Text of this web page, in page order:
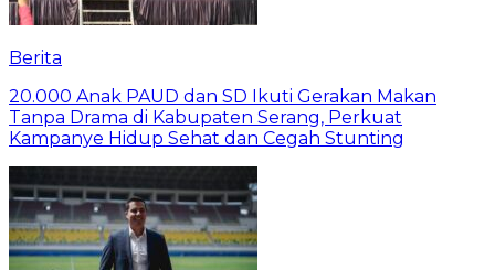
Berita
20.000 Anak PAUD dan SD Ikuti Gerakan Makan
Tanpa Drama di Kabupaten Serang, Perkuat
Kampanye Hidup Sehat dan Cegah Stunting